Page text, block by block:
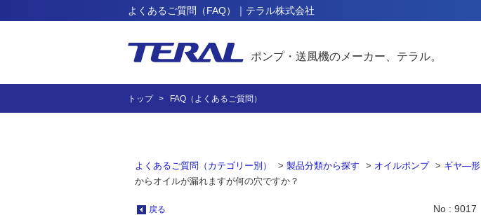
よくあるご質問（FAQ）｜テラル株式会社
ポンプ・送風機のメーカー、テラル。
トップ FAQ（よくあるご質問）
よくあるご質問（カテゴリー別） > 製品分類から探す > オイルポンプ > ギヤ―形
からオイルが漏れますが何の穴ですか？
戻る No : 9017